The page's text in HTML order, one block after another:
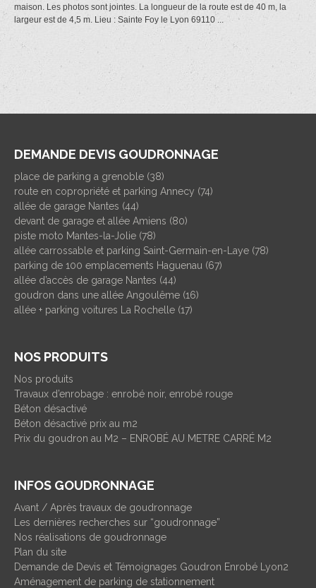
maison. Les photos sont jointes. La longueur de la route est de 40 m, la
largeur est de 4,5 m. Lieu : Sainte Foy le Lyon 69110 ...
DEMANDE DEVIS GOUDRONNAGE
place de parking a grenoble (38)
route en copropriété et parking Annecy (74)
allée de garage Nantes (44)
devant de garage et allée Amiens (80)
piste moto Mantes-la-Jolie (78)
allée carrossable et parking Saint-Germain-en-Laye (78)
parking de 100 emplacements Haguenau (67)
allée d’accès de garage Nantes (44)
goudron dans une allée Angoulême (16)
allée + parking voitures La Rochelle (17)
NOS PRODUITS
Nos produits
Travaux d’enrobage : enrobé noir, enrobé rouge
Béton désactivé
Béton désactivé prix au m2
Prix du goudron au M2 – ENROBÉ AU METRE CARRÉ M2
INFOS GOUDRONNAGE
Avant / Après travaux de goudronnage
Les dernières recherches sur “goudronnage”
Nos réalisations de goudronnage
Plan du site
Demande de Devis et Témoignages Goudron Enrobé Lyon2
Aménagement de parking de stationnement